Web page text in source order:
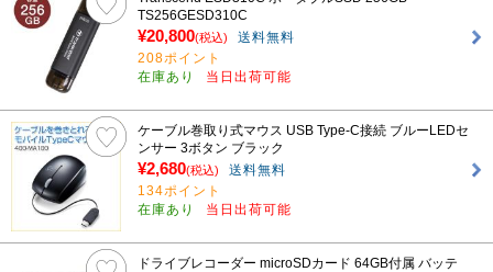
TS256GESD310C
¥20,800(税込)
送料無料
208ポイント
在庫あり
当日出荷可能
ケーブル巻取り式マウス USB Type-C接続 ブルーLEDセ
ンサー 3ボタン ブラック
¥2,680(税込)
送料無料
134ポイント
在庫あり
当日出荷可能
ドライブレコーダー microSDカード 64GB付属 バッテ